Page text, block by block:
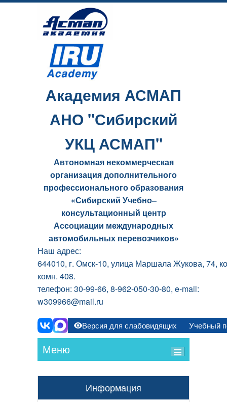
Академия АСМАП
АНО "Сибирский
УКЦ АСМАП"
Автономная некоммерческая
организация дополнительного
профессионального образования
«Сибирский Учебно–
консультационный центр
Ассоциации международных
автомобильных перевозчиков»
Наш адрес:
644010, г. Омск-10, улица Маршала Жукова, 74,
комн. 408.
телефон: 30-99-66, 8-962-050-30-80, e-mail:
w309966@mail.ru
Версия для слабовидящих Учебный
Меню
Информация